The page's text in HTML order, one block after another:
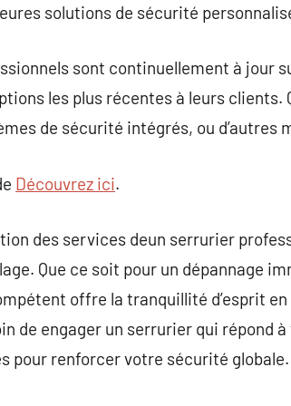
solutions de sécurité
sont continuellement à jour
les plus récentes à leurs clients.
de sécurité intégrés, ou d’autres
Découvrez ici.
des services deun serrurier
Que ce soit pour un dépannage
offre la tranquillité d’esprit
de engager un serrurier qui répond
pour renforcer votre sécurité globale.